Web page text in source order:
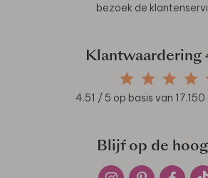
bezoek de
Klantwaardering
4.51 / 5 op basis van 17.150
Blijf op de